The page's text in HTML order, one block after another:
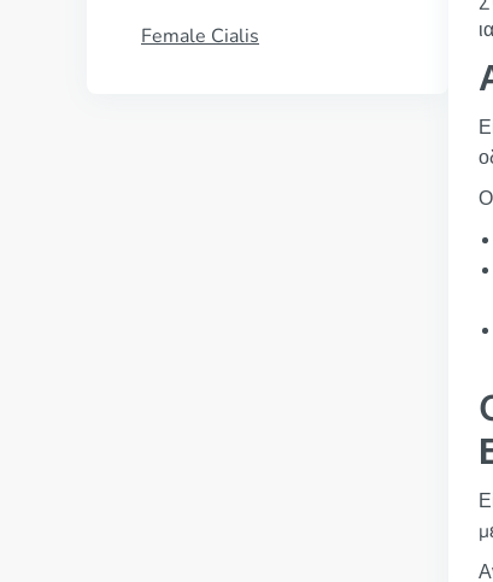
Female Cialis